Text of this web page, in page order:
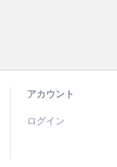
アカウント
ログイン